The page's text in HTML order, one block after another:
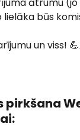
lielāka būs
un viss!